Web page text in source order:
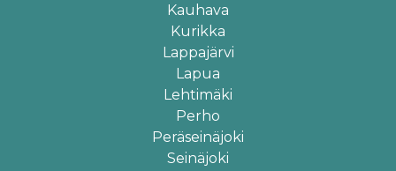
Kauhava
Kurikka
Lappajärvi
Lapua
Lehtimäki
Perho
Peräseinäjoki
Seinäjoki
Sivusto käyttää evästeitä